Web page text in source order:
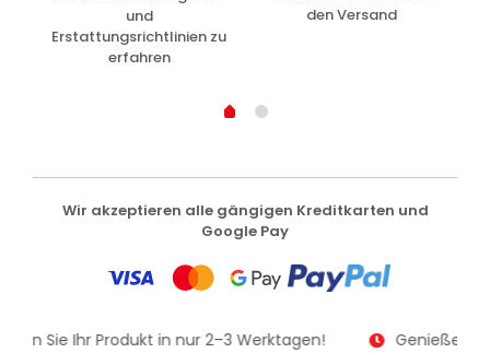
und
Erstattungsrichtlinien zu
erfahren
den Versand
Wir akzeptieren alle gängigen Kreditkarten und
Google Pay
Sie Ihr Produkt in nur 2–3 Werktagen! Genießen